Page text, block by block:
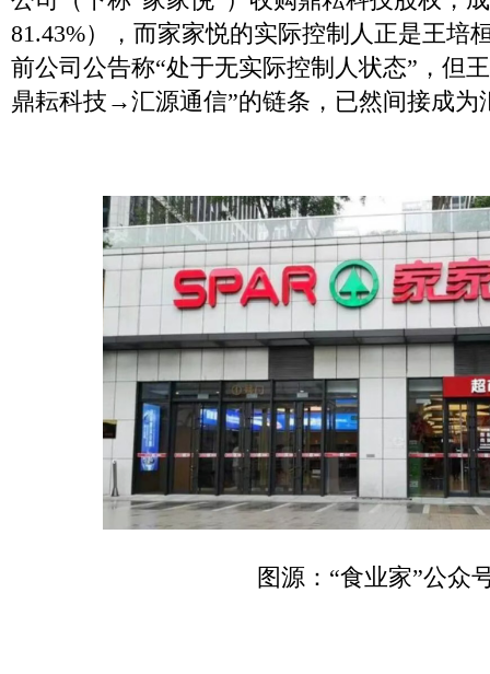
81.43%），而家家悦的实际控制人正是王培
前公司公告称“处于无实际控制人状态”，但
鼎耘科技→汇源通信”的链条，已然间接成为
图源：“食业家”公众